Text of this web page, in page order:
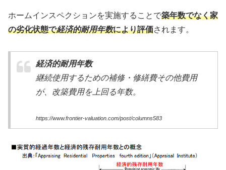
ホームインスペクションを実施することで築年数でなく家
の劣化状態で経済的耐用年数により評価されます。
経済的耐用年数
継続使用するための補修・修繕費その他費用
が、改築費用を上回る年数。
https://www.frontier-valuation.com/post/columns583